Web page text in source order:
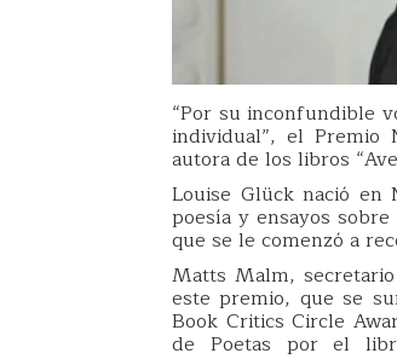
“Por su inconfundible
individual”, el Premio
autora de los libros
Louise Glück nació en
poesía y ensayos
que se le comenzó a
Matts Malm,
este premio, que se
Book Critics Circle
de Poetas por el